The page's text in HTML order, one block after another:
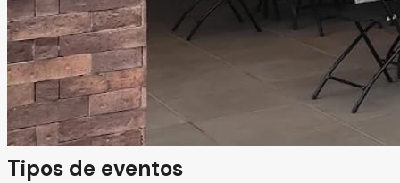
Bienvenidos a Las Magnolias, Jardín de Eventos en
Chihuahua, Chih., un espacio ideal para celebrar momentos
especiales en un ambiente lleno de encanto. Aquí
encontrarás el escenario perfecto para crear eventos
inolvidables, rodeado de naturaleza, estilo y una atmósfera
única.
Tipos de eventos